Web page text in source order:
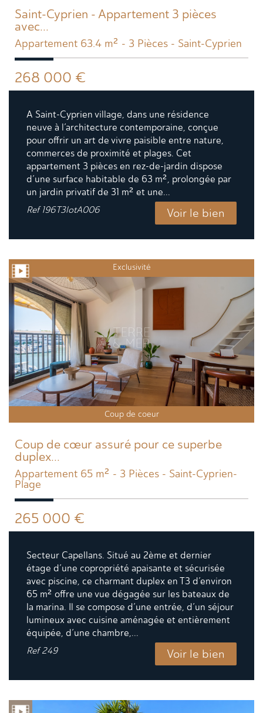
Saint-Cyprien - Appartement 3 pièces
avec...
Appartement 63.4 m² - 3 Pièces - Saint-Cyprien
268 000 €
A Saint-Cyprien village, dans une résidence
neuve à l’architecture contemporaine, conçue
pour offrir un art de vivre paisible entre nature,
commerces de proximité et plages. Cet
appartement 3 pièces en rez-de-jardin dispose
d’une surface habitable de 63 m², prolongée par
un jardin privatif de 31 m² et une...
Ref196T3lotA006 Voir le bien
Exclusivité
Coup de coeur
Coup de cœur assuré pour ce superbe
duplex...
Appartement 65 m² - 3 Pièces - Saint-Cyprien-
Plage
265 000 €
Secteur Capellans. Situé au 2ème et dernier
étage d’une copropriété apaisante et sécurisée
avec piscine, ce charmant duplex en T3 d’environ
65 m² offre une vue dégagée sur les bateaux de
la marina. Il se compose d’une entrée, d’un séjour
lumineux avec cuisine aménagée et entièrement
équipée, d’une chambre,...
Ref249 Voir le bien